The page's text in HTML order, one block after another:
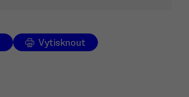
Vytisknout